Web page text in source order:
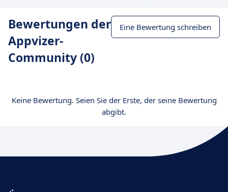
Bewertungen der
Appvizer-
Community (0)
Eine Bewertung schreiben
Keine Bewertung. Seien Sie der Erste, der seine Bewertung
abgibt.